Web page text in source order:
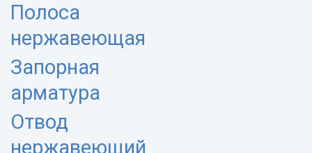
Полоса
нержавеющая
Запорная
арматура
Отвод
нержавеющий